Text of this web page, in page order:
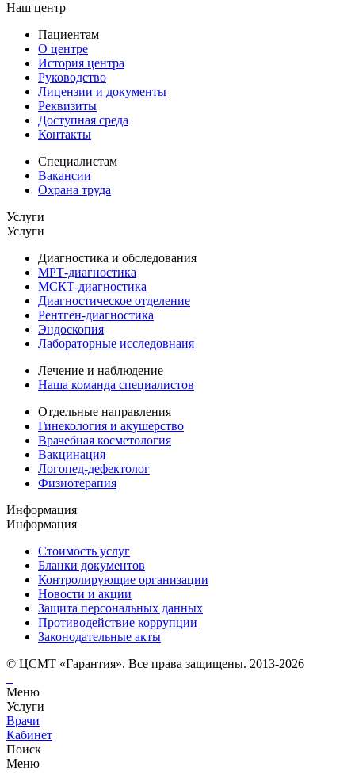
Наш центр
Пациентам
О центре
История центра
Руководство
Лицензии и документы
Реквизиты
Доступная среда
Контакты
Специалистам
Вакансии
Охрана труда
Услуги
Услуги
Диагностика и обследования
МРТ-диагностика
МСКТ-диагностика
Диагностическое отделение
Рентген-диагностика
Эндоскопия
Лабораторные исследовнаия
Лечение и наблюдение
Наша команда специалистов
Отдельные направления
Гинекология и акушерство
Врачебная косметология
Вакцинация
Логопед-дефектолог
Физиотерапия
Информация
Информация
Стоимость услуг
Бланки документов
Контролирующие организации
Новости и акции
Защита персональных данных
Противодействие коррупции
Законодательные акты
© ЦСМТ «Гарантия». Все права защищены. 2013-2026
Меню
Услуги
Врачи
Кабинет
Поиск
Меню